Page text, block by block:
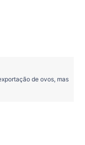
de ovos, mas